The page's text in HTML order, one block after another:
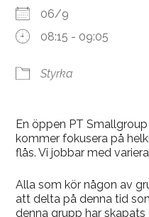
06/9
08:15 - 09:05
Styrka
En öppen PT
kommer fokusera på
flås. Vi jobbar med
Alla som kör någon av
att delta på denna tid
denna grupp har